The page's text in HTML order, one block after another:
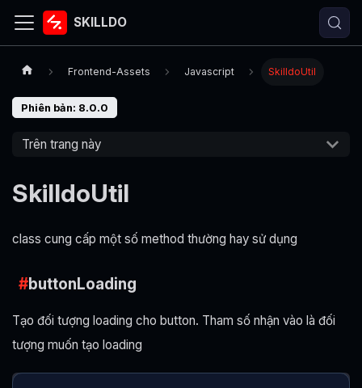
SKILLDO
Frontend-Assets Javascript SkilldoUtil
Phiên bản: 8.0.0
Trên trang này
SkilldoUtil
class cung cấp một số method thường hay sử dụng
buttonLoading
Tạo đối tượng loading cho button. Tham số nhận vào là đối
tượng muốn tạo loading